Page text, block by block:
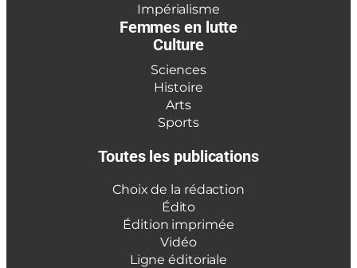
Impérialisme
Femmes en lutte
Culture
Sciences
Histoire
Arts
Sports
Toutes les publications
Choix de la rédaction
Édito
Édition imprimée
Vidéo
Ligne éditoriale